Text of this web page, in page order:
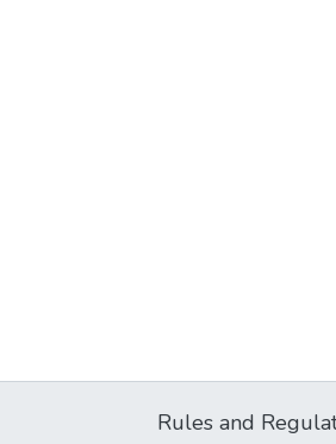
Rules and